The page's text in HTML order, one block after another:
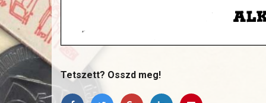
Tetszett? Osszd meg!